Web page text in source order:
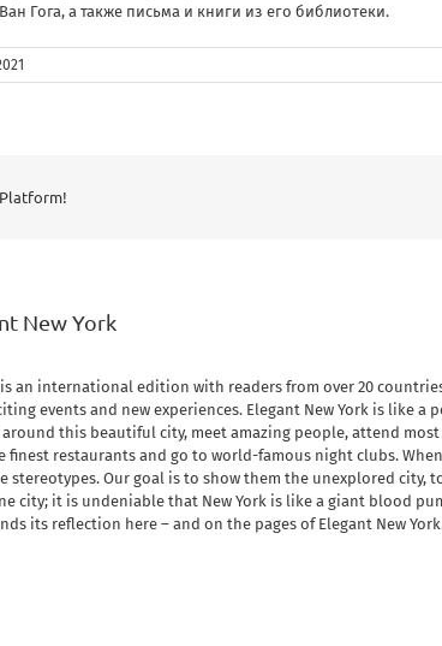
Гога, а также письма и книги из его библиотеки.
Platform!
New York
is an international edition with readers from over 20
events and new experiences. Elegant New York is like a
this beautiful city, meet amazing people, attend
finest restaurants and go to world-famous night clubs.
stereotypes. Our goal is to show them the unexplored city,
city; it is undeniable that New York is like a giant blood
its reflection here – and on the pages of Elegant New